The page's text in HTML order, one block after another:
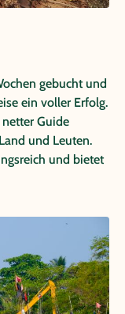
gebucht und
ein voller Erfolg.
Guide
und Leuten.
und bietet